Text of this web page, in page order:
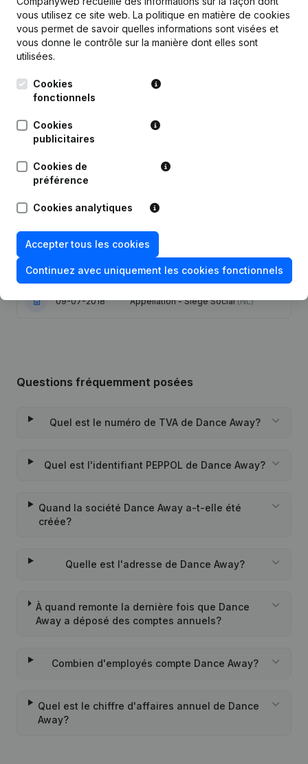
Publicationsde Dance Away
Date Publication
- Siège Social
Statuts (Traduction, Coordination,
Autres Modifications, …) -
Demissions - Nominations
07-04-2022 Demissions - Nominations(NL)
09-07-2018 Appellation - Siège Social(NL)
Questions fréquemment posées
Quel est le numéro de TVA de Dance Away?
Quel est l'identifiant PEPPOL de Dance Away?
Quand la société Dance Away a-t-elle été
créée?
Quelle est l'adresse de Dance Away?
À quand remonte la dernière fois que Dance
Away a déposé des comptes annuels?
Combien d'employés compte Dance Away?
Quel est le chiffre d'affaires annuel de Dance
Away?
vous utilisez ce site web. La politique en matière de cookies
vous permet de savoir quelles informations sont visées et
vous donne le contrôle sur la manière dont elles sont
utilisées.
Cookies
fonctionnels
Cookies
publicitaires
Cookies de
préférence
Cookies analytiques
Accepter tous les cookies
Continuez avec uniquement les cookies fonctionnels